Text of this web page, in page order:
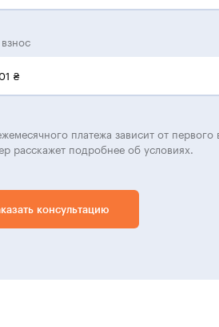
₴
платежа зависит от первого
расскажет подробнее об условиях.
консультацию